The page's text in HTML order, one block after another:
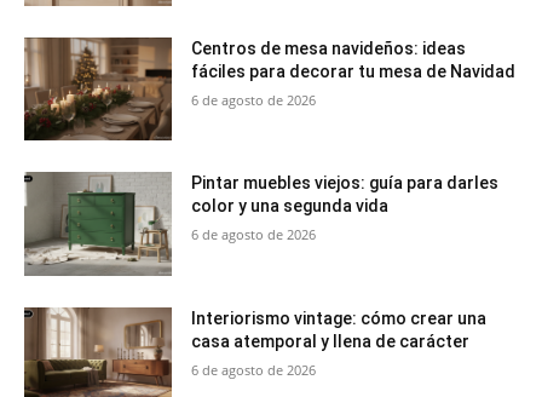
Centros de mesa navideños: ideas
fáciles para decorar tu mesa de Navidad
6 de agosto de 2026
Pintar muebles viejos: guía para darles
color y una segunda vida
6 de agosto de 2026
Interiorismo vintage: cómo crear una
casa atemporal y llena de carácter
6 de agosto de 2026